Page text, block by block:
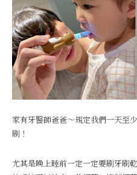
家有牙醫師爸爸～規定我們一天至
刷！
尤其是晚上睡前一定一定要刷牙刷